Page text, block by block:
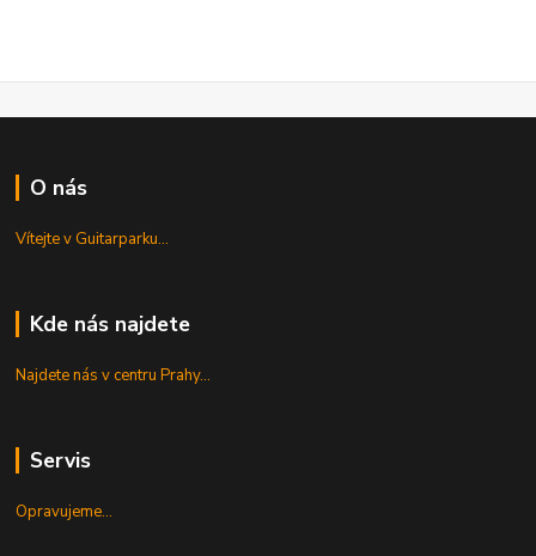
O nás
Vítejte v Guitarparku...
Kde nás najdete
Najdete nás v centru Prahy...
Servis
Opravujeme...